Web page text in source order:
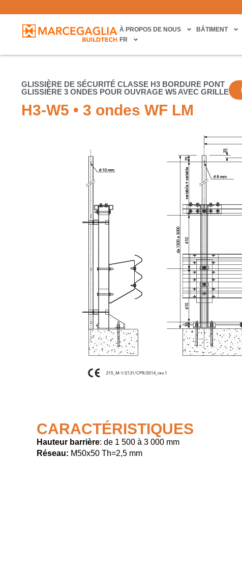
À PROPOS DE NOUS BÂTIMENT
FR
GLISSIÈRE DE SÉCURITÉ CLASSE H3 BORDURE PONT
GLISSIÈRE 3 ONDES POUR OUVRAGE W5 AVEC GRILLE
H3-W5 • 3 ondes WF LM
CARACTÉRISTIQUES
Hauteur barrière: de 1 500 à 3 000 mm
Réseau: M50x50 Th=2,5 mm